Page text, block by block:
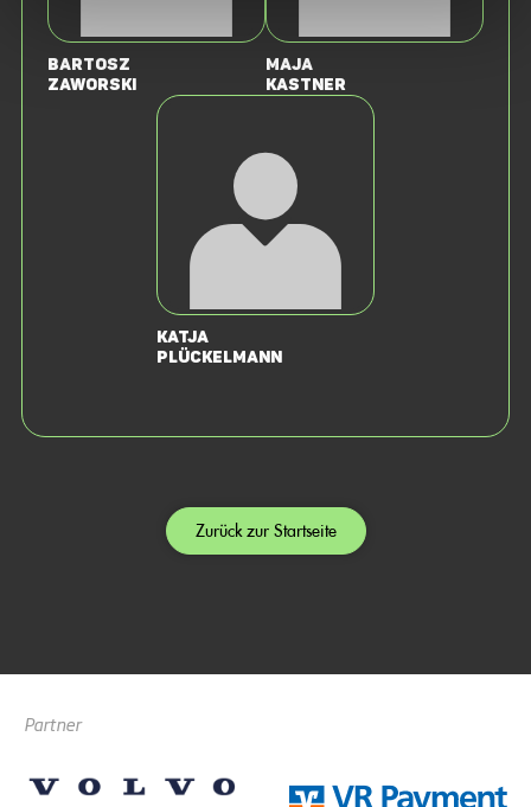
Bartosz
Zaworski
Maja
Kastner
Katja
Plückelmann
Zurück zur Startseite
Partner